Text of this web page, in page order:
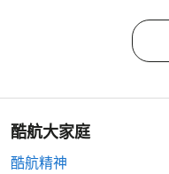
酷航大家庭
酷航精神